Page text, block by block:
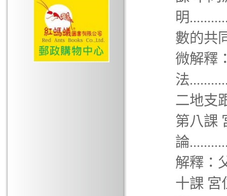
明
數的共
微解釋
法
二地支
第八課
論
解釋：
十課 宮